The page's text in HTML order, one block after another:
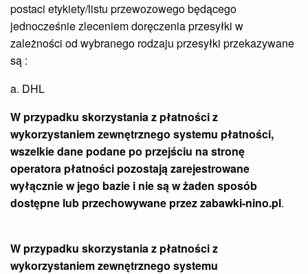
postaci etykiety/listu przewozowego będącego
jednocześnie zleceniem doręczenia przesyłki w
zależności od wybranego rodzaju przesyłki przekazywane
są :
a. DHL
W przypadku skorzystania z płatności z
wykorzystaniem zewnętrznego systemu płatności,
wszelkie dane podane po przejściu na stronę
operatora płatności pozostają zarejestrowane
wyłącznie w jego bazie i nie są w żaden sposób
dostępne lub przechowywane przezzabawki-nino.pl.
W przypadku skorzystania z płatności z
wykorzystaniem zewnętrznego systemu